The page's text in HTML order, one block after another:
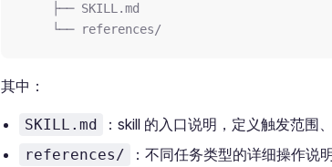
    ├── SKILL.md
    └── references/
其中：
SKILL.md ：skill 的入口说明，定义触发范围
references/
：不同任务类型的详细操作说